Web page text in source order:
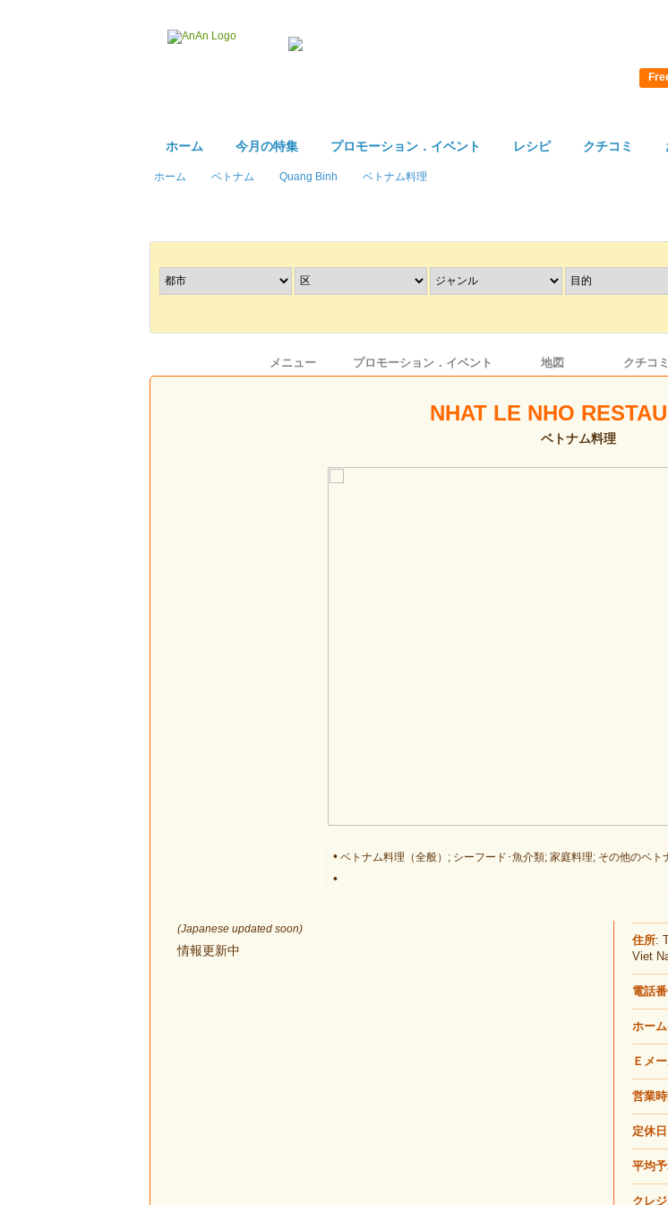
ホーム 今月の特集 プロモーション．イベント レシピ クチコミ
ホーム ベトナム Quang Binh ベトナム料理
メニュー プロモーション．イベント 地図 クチコミ
NHAT LE NHO
ベトナム料理
• ベトナム料理（全般）; シーフード･魚介類; 家庭料理; その他のベト
•
(Japanese updated soon)
情報更新中
住所:
Viet
電話
ホー
Ｅメ
営業時
定休日
平均予
クレ